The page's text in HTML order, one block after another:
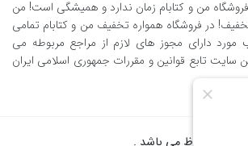
من و کتابام زمان ندارد و همیشگی است! من
در فروشگاه همواره تخفیف من و کتابام تمامی
دارای مجوز های لازم از مراجع مربوطه می
سایت تابع قوانین و مقررات جمهوری اسلامی ایران